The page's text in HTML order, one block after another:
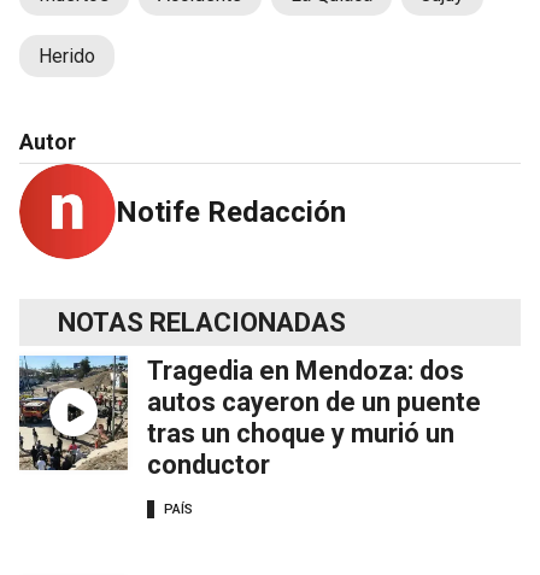
Herido
Autor
Notife Redacción
NOTAS RELACIONADAS
Tragedia en Mendoza: dos
autos cayeron de un puente
tras un choque y murió un
conductor
PAÍS